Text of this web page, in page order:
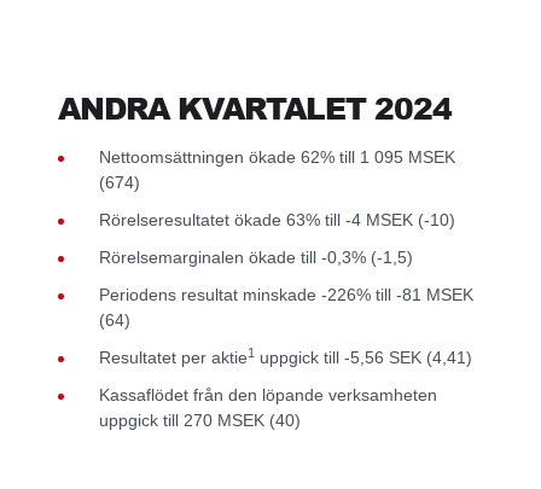
ANDRA KVARTALET 2024
Nettoomsättningen ökade 62% till 1 095 MSEK
(674)
Rörelseresultatet ökade 63% till -4 MSEK (-10)
Rörelsemarginalen ökade till -0,3% (-1,5)
Periodens resultat minskade -226% till -81 MSEK
(64)
Resultatet per aktie1 uppgick till -5,56 SEK (4,41)
Kassaflödet från den löpande verksamheten
uppgick till 270 MSEK (40)